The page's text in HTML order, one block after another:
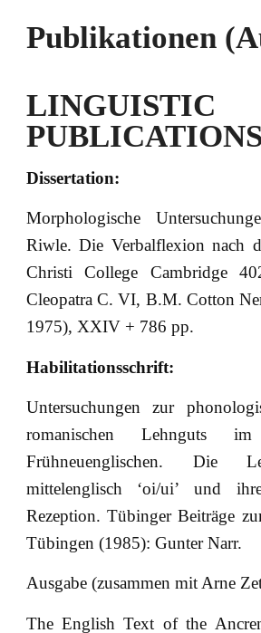
Publikationen
LINGUISTIC
PUBLICATIONS
Dissertation:
Morphologische
Riwle. Die Verbalflexion nach
Christi College Cambridge
Cleopatra C. VI, B.M. Cotton
1975), XXIV + 786 pp.
Habilitationsschrift:
Untersuchungen zur
romanischen Lehnguts
Frühneuenglischen. Die
mittelenglisch ‘oi/ui’ und
Rezeption. Tübinger Beiträge
Tübingen (1985): Gunter Narr.
Ausgabe (zusammen mit Arne
The English Text of the